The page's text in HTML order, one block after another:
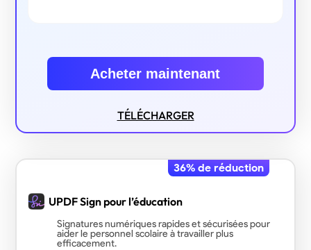
Acheter maintenant
TÉLÉCHARGER
36% de réduction
UPDF Sign pour l’éducation
Signatures numériques rapides et sécurisées pour
aider le personnel scolaire à travailler plus
efficacement.